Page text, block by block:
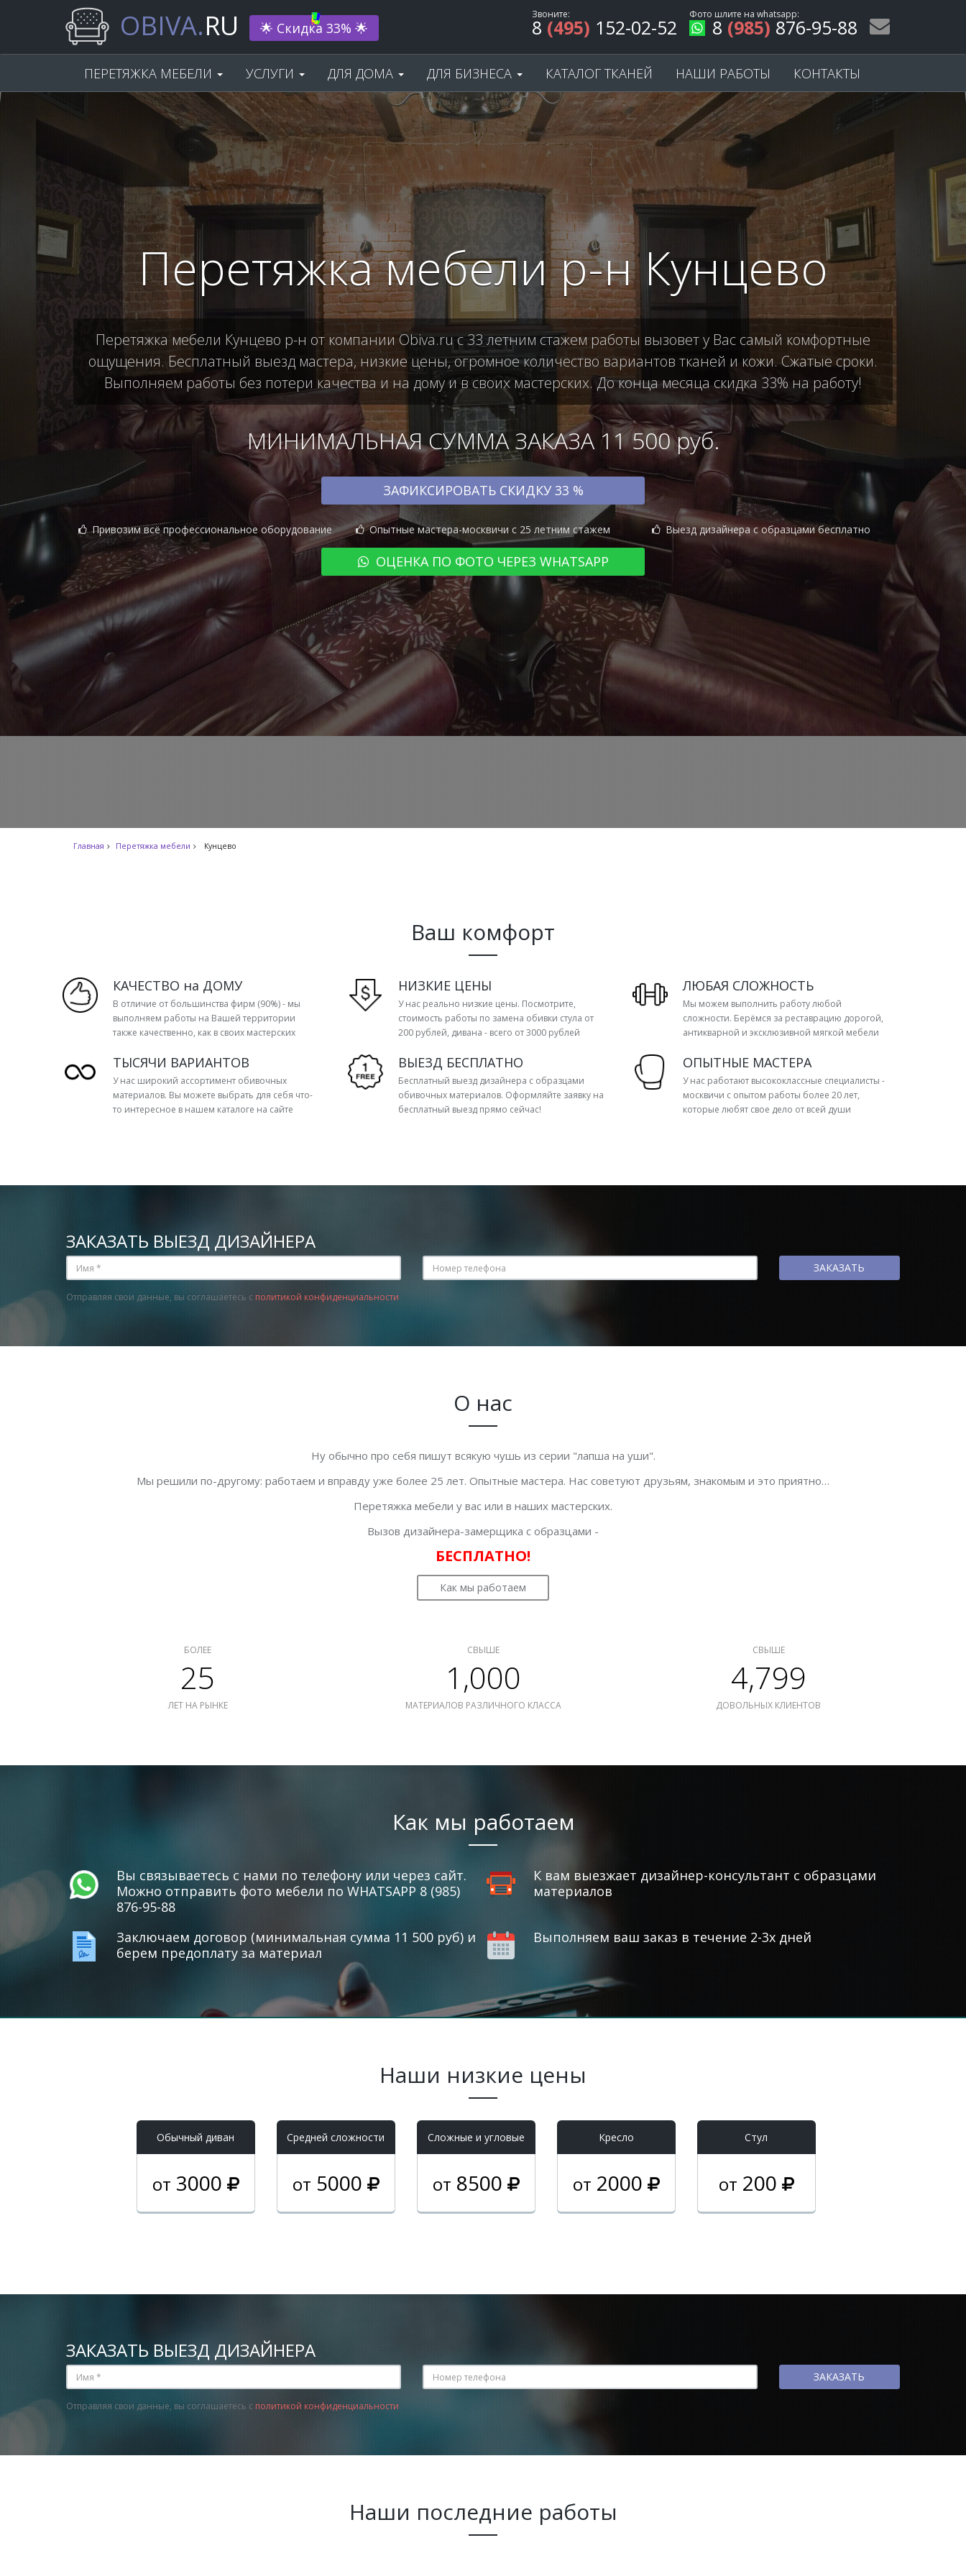
OBIVA.RU Нам 33 года! 🎂
Звоните:
8 (495) 152-02-52
Фото шлите на whatsapp:
8 (985) 876-95-88
ПЕРЕТЯЖКА МЕБЕЛИ УСЛУГИ ДЛЯ ДОМА ДЛЯ БИЗНЕСА КАТАЛОГ ТКАНЕЙ НАШИ РАБОТЫ КОНТАКТЫ
Перетяжка мебели р-н Кунцево
Перетяжка мебели Кунцево р-н от компании Obiva.ru с 33 летним стажем работы вызовет у Вас самый комфортные
ощущения. Бесплатный выезд мастера, низкие цены, огромное количество вариантов тканей и кожи. Сжатые сроки.
Выполняем работы без потери качества и на дому и в своих мастерских. До конца месяца скидка 33% на работу!
МИНИМАЛЬНАЯ СУММА ЗАКАЗА 11 500 руб.
ЗАФИКСИРОВАТЬ СКИДКУ 33 %
Привозим всё профессиональное оборудование Опытные мастера-москвичи с 25 летним стажем Выезд дизайнера с образцами бесплатно
ОЦЕНКА ПО ФОТО ЧЕРЕЗ WHATSAPP
Главная Перетяжка мебели Кунцево
Ваш комфорт
КАЧЕСТВО на ДОМУ
В отличие от большинства фирм (90%) - мы
выполняем работы на Вашей территории
также качественно, как в своих мастерских
НИЗКИЕ ЦЕНЫ
У нас реально низкие цены. Посмотрите,
стоимость работы по замена обивки стула от
200 рублей, дивана - всего от 3000 рублей
ЛЮБАЯ СЛОЖНОСТЬ
Мы можем выполнить работу любой
сложности. Берёмся за реставрацию дорогой,
антикварной и эксклюзивной мягкой мебели
ТЫСЯЧИ ВАРИАНТОВ
У нас широкий ассортимент обивочных
материалов. Вы можете выбрать для себя что-
то интересное в нашем каталоге на сайте
ВЫЕЗД БЕСПЛАТНО
Бесплатный выезд дизайнера с образцами
обивочных материалов. Оформляйте заявку на
бесплатный выезд прямо сейчас!
ОПЫТНЫЕ МАСТЕРА
У нас работают высококлассные специалисты -
москвичи с опытом работы более 20 лет,
которые любят свое дело от всей души
ЗАКАЗАТЬ ВЫЕЗД ДИЗАЙНЕРА
Отправляя свои данные, вы соглашаетесь с политикой конфиденциальности
О нас
Ну обычно про себя пишут всякую чушь из серии "лапша на уши".
Мы решили по-другому: работаем и вправду уже более 25 лет. Опытные мастера. Нас советуют друзьям, знакомым и это приятно…
Перетяжка мебели у вас или в наших мастерских.
Вызов дизайнера-замерщика с образцами -
БЕСПЛАТНО!
Как мы работаем
БОЛЕЕ
25
ЛЕТ НА РЫНКЕ
СВЫШЕ
1,000
МАТЕРИАЛОВ РАЗЛИЧНОГО КЛАССА
СВЫШЕ
4,799
ДОВОЛЬНЫХ КЛИЕНТОВ
Как мы работаем
Вы связываетесь с нами по телефону или через сайт.
Можно отправить фото мебели по WHATSAPP 8 (985)
876-95-88
К вам выезжает дизайнер-консультант с образцами
материалов
Заключаем договор (минимальная сумма 11 500 руб) и
берем предоплату за материал
Выполняем ваш заказ в течение 2-3х дней
Наши низкие цены
Обычный диван
от 3000
Средней сложности
от 5000
Cложные и угловые
от 8500
Кресло
от 2000
Стул
от 200
ЗАКАЗАТЬ ВЫЕЗД ДИЗАЙНЕРА
Отправляя свои данные, вы соглашаетесь с политикой конфиденциальности
Наши последние работы